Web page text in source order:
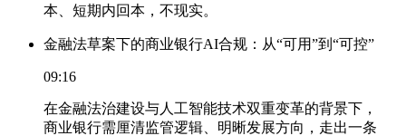
本、短期内回本，不现实。
金融法草案下的商业银行AI合规：从“可用”到“可控”
09:16
在金融法治建设与人工智能技术双重变革的背景下，
商业银行需厘清监管逻辑、明晰发展方向，走出一条